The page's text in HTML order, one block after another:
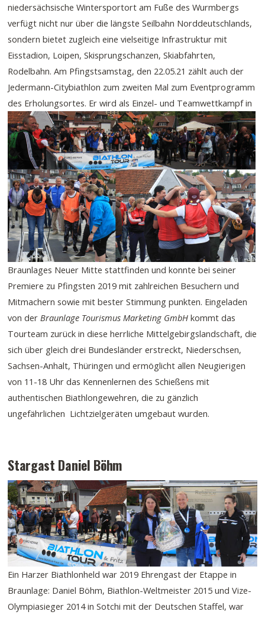
niedersächsische Wintersportort am Fuße des Wurmbergs
verfügt nicht nur über die längste Seilbahn Norddeutschlands,
sondern bietet zugleich eine vielseitige Infrastruktur mit
Eisstadion, Loipen, Skisprungschanzen, Skiabfahrten,
Rodelbahn. Am Pfingstsamstag, den 22.05.21 zählt auch der
Jedermann-Citybiathlon zum zweiten Mal zum Eventprogramm
des Erholungsortes. Er wird als Einzel- und Teamwettkampf in
Braunlages Neuer Mitte stattfinden und konnte bei seiner
Premiere zu Pfingsten 2019 mit zahlreichen Besuchern und
Mitmachern sowie mit bester Stimmung punkten. Eingeladen
von der Braunlage Tourismus Marketing GmbH kommt das
Tourteam zurück in diese herrliche Mittelgebirgslandschaft, die
sich über gleich drei Bundesländer erstreckt, Niederschsen,
Sachsen-Anhalt, Thüringen und ermöglicht allen Neugierigen
von 11-18 Uhr das Kennenlernen des Schießens mit
authentischen Biathlongewehren, die zu gänzlich
ungefährlichen Lichtzielgeräten umgebaut wurden.
Stargast Daniel Böhm
Ein Harzer Biathlonheld war 2019 Ehrengast der Etappe in
Braunlage: Daniel Böhm, Biathlon-Weltmeister 2015 und Vize-
Olympiasieger 2014 in Sotchi mit der Deutschen Staffel, war